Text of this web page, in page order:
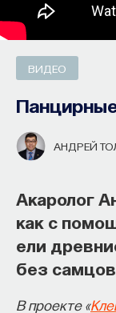
ВИДЕО
АНДРЕЙ
Акаролог
как с
ели
без
В проекте «
Как
о